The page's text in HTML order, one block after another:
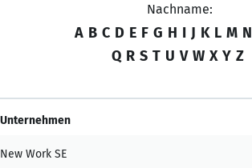
Nachname:
A B C D E F G H I J K L M N
Q R S T U V W X Y Z
Unternehmen
New Work SE